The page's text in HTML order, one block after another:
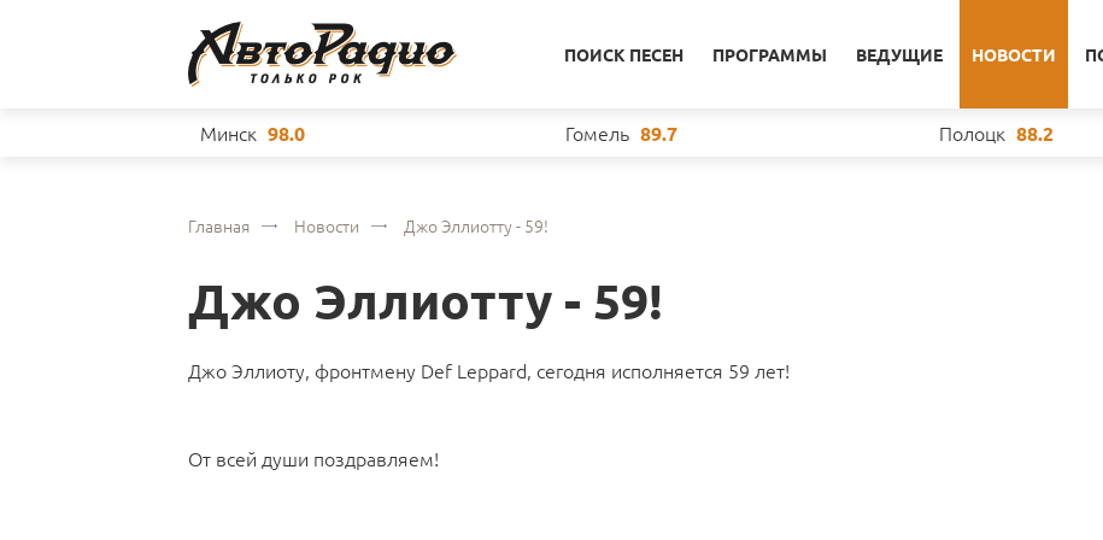
ПОИСК ПЕСЕН ПРОГРАММЫ ВЕДУЩИЕ НОВОСТИ
Минск 98.0 Гомель 89.7 Полоцк 88.2
Главная Новости Джо Эллиотту - 59!
Джо Эллиотту - 59!
Джо Эллиоту, фронтмену Def Leppard, сегодня исполняется 59 лет!
От всей души поздравляем!